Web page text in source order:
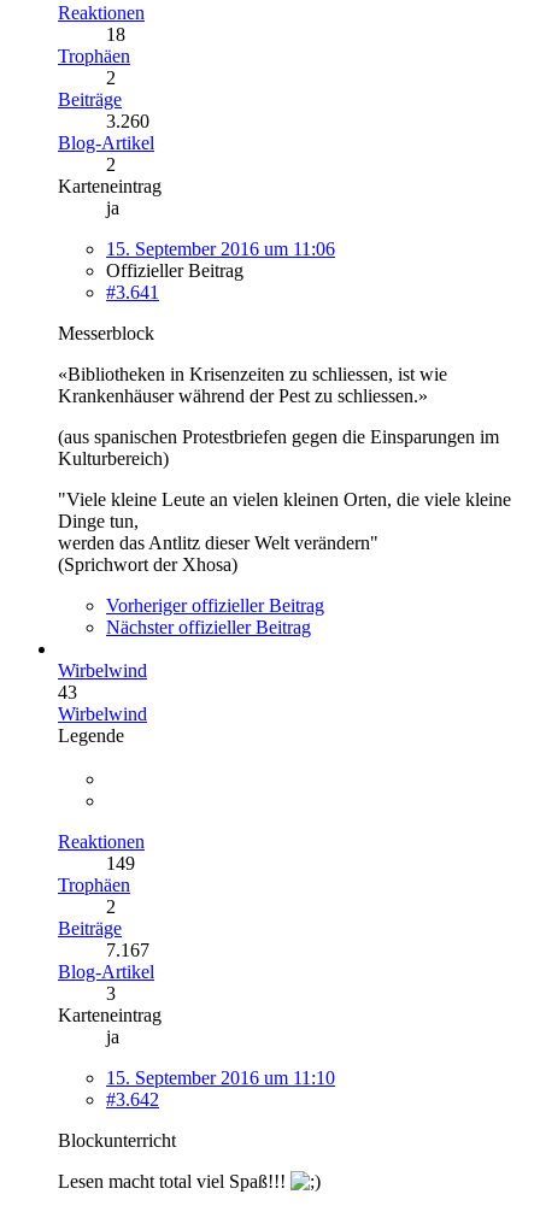
Reaktionen
18
Trophäen
2
Beiträge
3.260
Blog-Artikel
2
Karteneintrag
ja
15. September 2016 um 11:06
Offizieller Beitrag
#3.641
Messerblock
«Bibliotheken in Krisenzeiten zu schliessen, ist wie
Krankenhäuser während der Pest zu schliessen.»
(aus spanischen Protestbriefen gegen die Einsparungen im
Kulturbereich)
"Viele kleine Leute an vielen kleinen Orten, die viele kleine
Dinge tun,
werden das Antlitz dieser Welt verändern"
(Sprichwort der Xhosa)
Vorheriger offizieller Beitrag
Nächster offizieller Beitrag
Wirbelwind
43
Wirbelwind
Legende
Reaktionen
149
Trophäen
2
Beiträge
7.167
Blog-Artikel
3
Karteneintrag
ja
15. September 2016 um 11:10
#3.642
Blockunterricht
Lesen macht total viel Spaß!!!